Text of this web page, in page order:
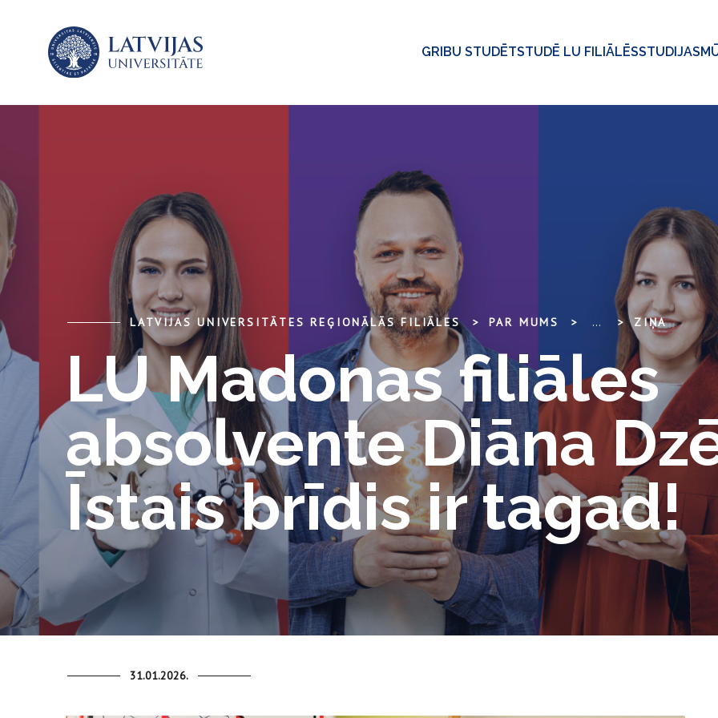
GRIBU STUDĒTSTUDĒ LU FILIĀLĒSSTUDIJAS
LATVIJAS UNIVERSITĀTES REĢIONĀLĀS FILIĀLES PAR MUMS ... ZIŅA
LU Madonas filiāles
absolvente Diāna
Īstais brīdis ir tagad!
31.01.2026.